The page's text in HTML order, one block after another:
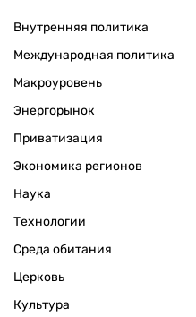
Внутренняя политика
Международная политика
Макроуровень
Энергорынок
Приватизация
Экономика регионов
Наука
Технологии
Среда обитания
Церковь
Культура